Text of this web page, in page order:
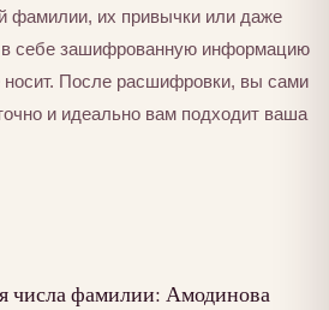
фамилии, их привычки или даже
себе зашифрованную информацию
носит. После расшифровки, вы сами
и идеально вам подходит ваша
числа фамилии: Амодинова